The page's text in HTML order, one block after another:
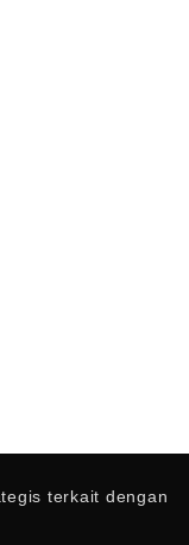
terkait dengan